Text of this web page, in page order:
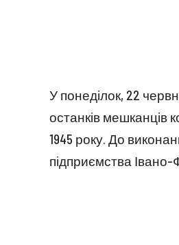
У понеділок, 22
останків мешканців
1945 року. До
підприємства Івано-